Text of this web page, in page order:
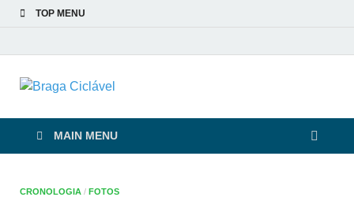
TOP MENU
Braga Ciclável
MAIN MENU
CRONOLOGIA / FOTOS